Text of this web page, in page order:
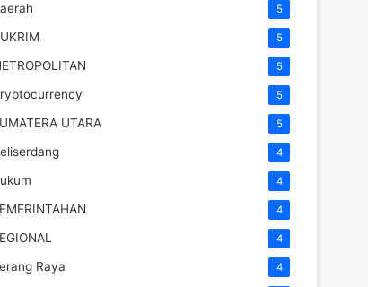
5
5
5
5
UTARA 5
4
4
4
4
Raya 4